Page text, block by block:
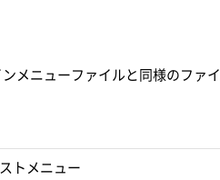
メニューファイルと同様のファ
トメニュー